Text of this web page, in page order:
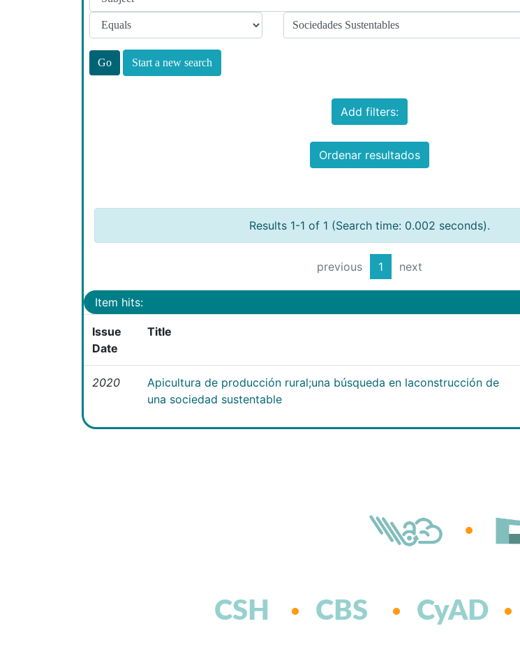
Start a new search
Add filters:
Ordenar resultados
Results 1-1 of 1 (Search time: 0.002 seconds).
previous 1 next
Item hits:
Issue
Date
Title
2020
Apicultura de producción rural;una búsqueda en laconstrucción de
una sociedad sustentable
CSH CBS CyAD